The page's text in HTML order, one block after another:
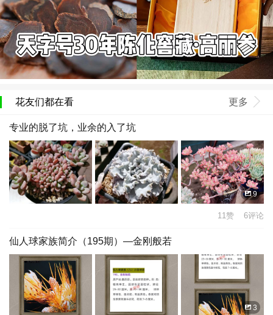
花友们都在看 更多
专业的脱了坑，业余的入了坑
9
11赞 6评论
仙人球家族简介（195期）—金刚般若
3